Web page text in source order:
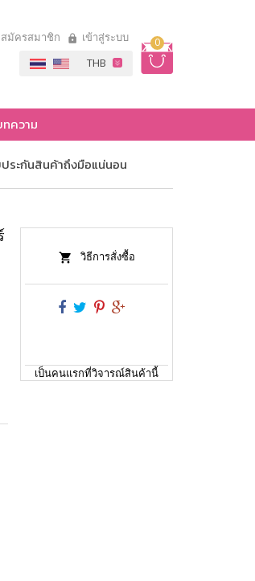
0
สมัครสมาชิก เข้าสู่ระบบ
ความ
ระกันสินค้าถึงมือแน่นอน
วิธีการสั่งซื้อ
เป็นคนแรกที่วิจารณ์สินค้านี้